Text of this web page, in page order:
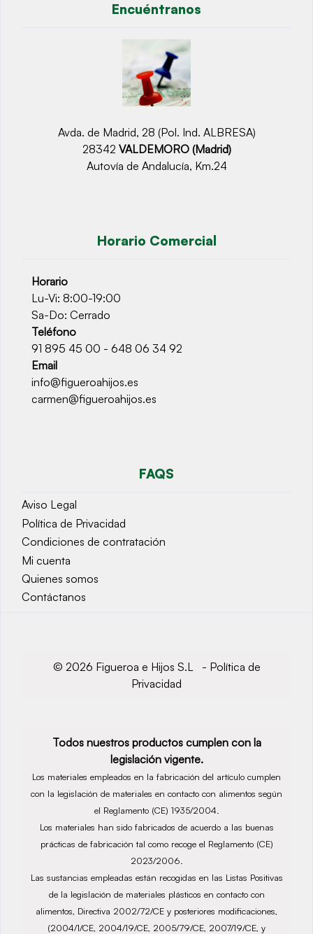
Encuéntranos
Avda. de Madrid, 28 (Pol. Ind. ALBRESA)
28342 VALDEMORO (Madrid)
Autovía de Andalucía, Km.24
Horario Comercial
Horario
Lu-Vi: 8:00-19:00
Sa-Do: Cerrado
Teléfono
91 895 45 00 - 648 06 34 92
Email
info@figueroahijos.es
carmen@figueroahijos.es
FAQS
Aviso Legal
Política de Privacidad
Condiciones de contratación
Mi cuenta
Quienes somos
Contáctanos
© 2026 Figueroa e Hijos S.L - Política de
Privacidad
Todos nuestros productos cumplen con la
legislación vigente.
Los materiales empleados en la fabricación del artículo cumplen
con la legislación de materiales en contacto con alimentos según
el Reglamento (CE) 1935/2004.
Los materiales han sido fabricados de acuerdo a las buenas
prácticas de fabricación tal como recoge el Reglamento (CE)
2023/2006.
Las sustancias empleadas están recogidas en las Listas Positivas
de la legislación de materiales plásticos en contacto con
alimentos, Directiva 2002/72/CE y posteriores modificaciones,
(2004/1/CE, 2004/19/CE, 2005/79/CE, 2007/19/CE, y